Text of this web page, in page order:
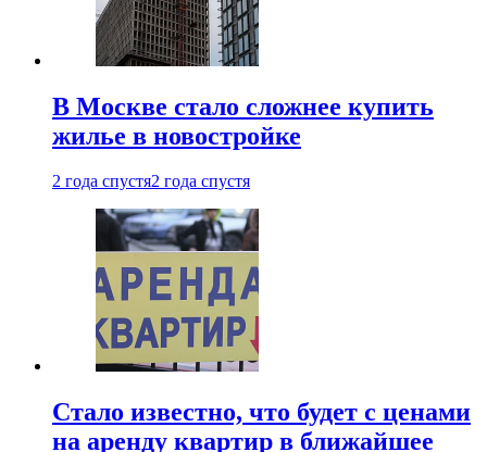
В Москве стало сложнее купить
жилье в новостройке
2 года спустя2 года спустя
Стало известно, что будет с ценами
на аренду квартир в ближайшее